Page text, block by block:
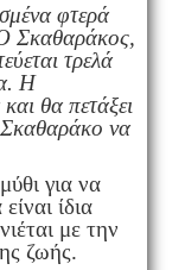
φτερά
Σκαθαράκος,
τρελά
Η
θα πετάξει
να
για να
ίδια
με την
ζωής.